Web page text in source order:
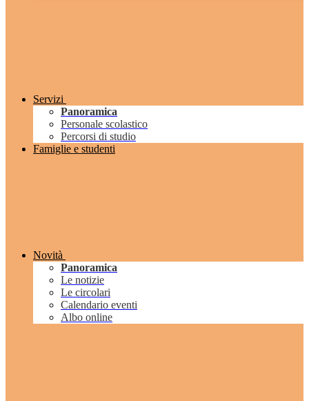
Servizi
Panoramica
Personale scolastico
Percorsi di studio
Famiglie e studenti
Novità
Panoramica
Le notizie
Le circolari
Calendario eventi
Albo online